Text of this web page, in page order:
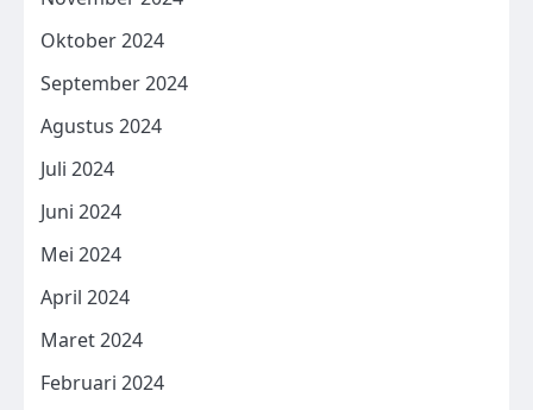
Oktober 2024
September 2024
Agustus 2024
Juli 2024
Juni 2024
Mei 2024
April 2024
Maret 2024
Februari 2024